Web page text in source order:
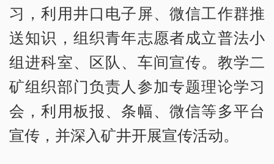
习，利用井口电子屏、微信工作群推
送知识，组织青年志愿者成立普法小
组进科室、区队、车间宣传。教学二
矿组织部门负责人参加专题理论学习
会，利用板报、条幅、微信等多平台
宣传，并深入矿井开展宣传活动。